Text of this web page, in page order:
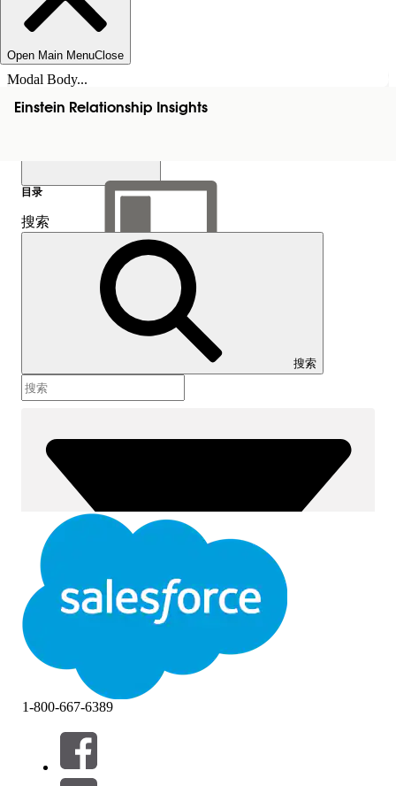
Open Main MenuClose
Modal Body...
Einstein Relationship Insights
显示目录
目录
搜索
搜索
筛选器 (0)
选择筛选器
1-800-667-6389